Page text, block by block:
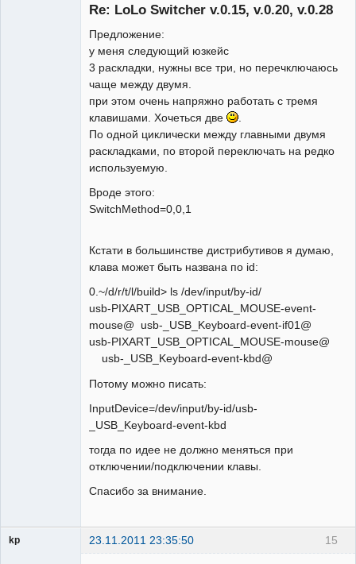
Re: LoLo Switcher v.0.15, v.0.20, v.0.28
Предложение:
у меня следующий юзкейс
3 раскладки, нужны все три, но перечключаюсь
чаще между двумя.
при этом очень напряжно работать с тремя
клавишами. Хочеться две
.
По одной циклически между главными двумя
раскладками, по второй переключать на редко
используемую.
Вроде этого:
SwitchMethod=0,0,1
Кстати в большинстве дистрибутивов я думаю,
клава может быть названа по id:
0.~/d/r/t/l/build> ls /dev/input/by-id/
usb-PIXART_USB_OPTICAL_MOUSE-event-
mouse@ usb-_USB_Keyboard-event-if01@
usb-PIXART_USB_OPTICAL_MOUSE-mouse@
usb-_USB_Keyboard-event-kbd@
Потому можно писать:
InputDevice=/dev/input/by-id/usb-
_USB_Keyboard-event-kbd
тогда по идее не должно меняться при
отключении/подключении клавы.
Спасибо за внимание.
15
kp 23.11.2011 23:35:50